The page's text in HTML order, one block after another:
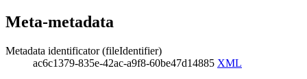
Meta-metadata
Metadata identificator (fileIdentifier)
ac6c1379-835e-42ac-a9f8-60be47d14885 XML